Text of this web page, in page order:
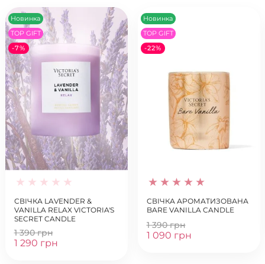
Новинка
TOP GIFT
-7%
СВІЧКА LAVENDER &
VANILLA RELAX VICTORIA'S
SECRET CANDLE
1 390 грн
1 290 грн
Новинка
TOP GIFT
-22%
CВІЧКА АРОМАТИЗОВАНА
BARE VANILLA CANDLE
1 390 грн
1 090 грн